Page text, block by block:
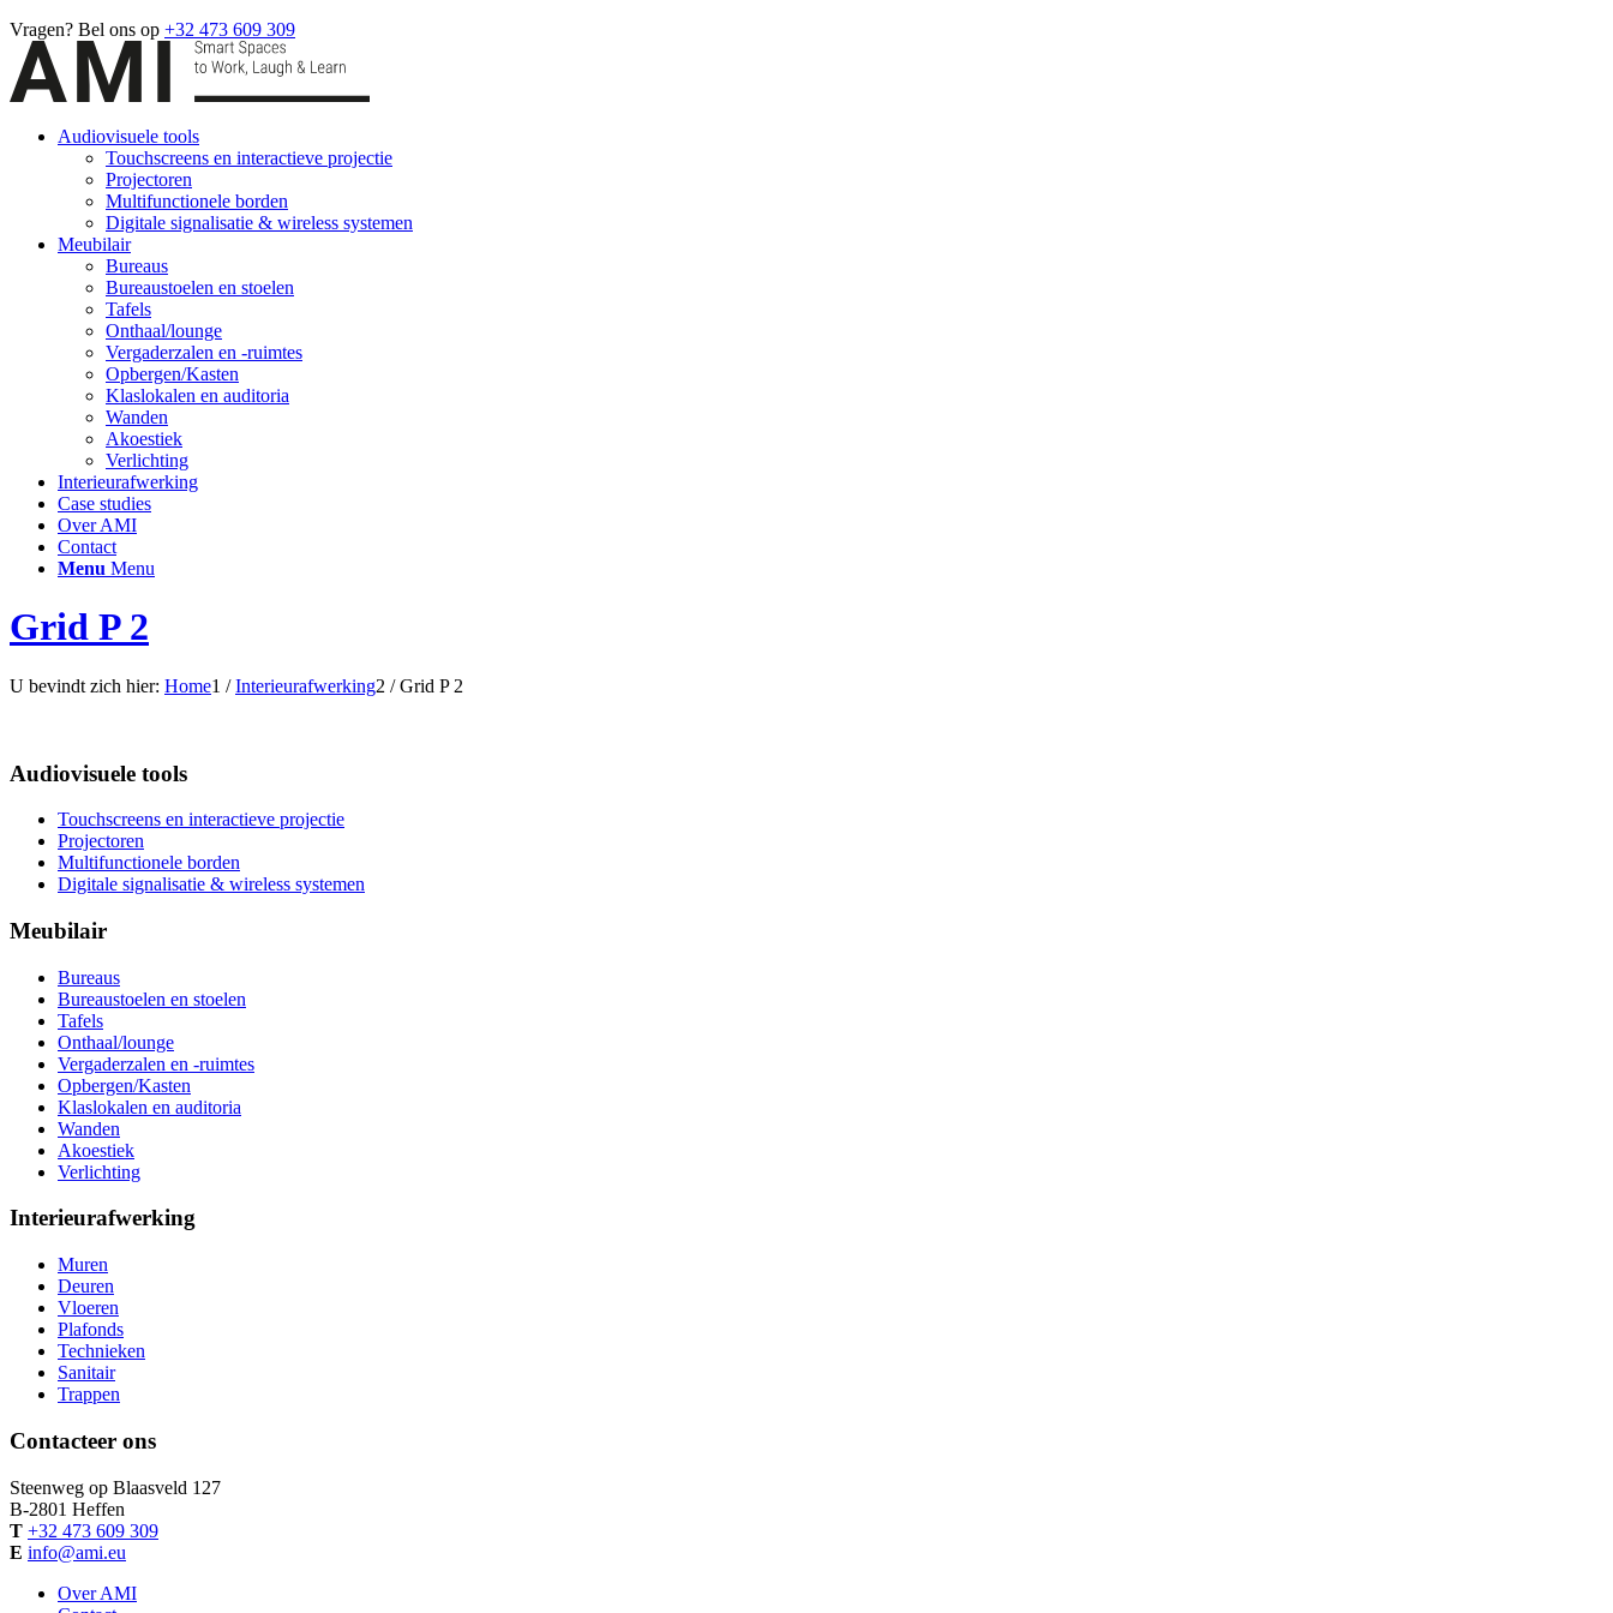
Vragen? Bel ons op +32 473 609 309
Audiovisuele tools
Touchscreens en interactieve projectie
Projectoren
Multifunctionele borden
Digitale signalisatie & wireless systemen
Meubilair
Bureaus
Bureaustoelen en stoelen
Tafels
Onthaal/lounge
Vergaderzalen en -ruimtes
Opbergen/Kasten
Klaslokalen en auditoria
Wanden
Akoestiek
Verlichting
Interieurafwerking
Case studies
Over AMI
Contact
Menu Menu
Grid P 2
U bevindt zich hier: Home1 / Interieurafwerking2 / Grid P 2
Audiovisuele tools
Touchscreens en interactieve projectie
Projectoren
Multifunctionele borden
Digitale signalisatie & wireless systemen
Meubilair
Bureaus
Bureaustoelen en stoelen
Tafels
Onthaal/lounge
Vergaderzalen en -ruimtes
Opbergen/Kasten
Klaslokalen en auditoria
Wanden
Akoestiek
Verlichting
Interieurafwerking
Muren
Deuren
Vloeren
Plafonds
Technieken
Sanitair
Trappen
Contacteer ons
Steenweg op Blaasveld 127
B-2801 Heffen
T +32 473 609 309
E info@ami.eu
Over AMI